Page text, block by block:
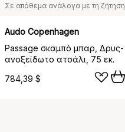
Σε απόθεμα ανάλογα με τη ζήτηση
Audo Copenhagen
Passage σκαμπό μπαρ, Δρυς-
ανοξείδωτο ατσάλι, 75 εκ.
784,39 $